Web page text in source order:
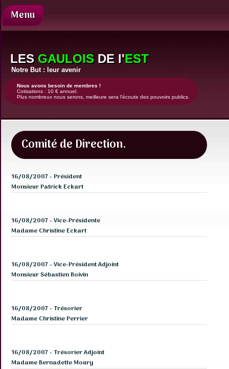
Nos
demandes
Comité
de
direction
Revue
de
presse
Contact
Enfants
Justice
Famille
Coups
de
Témoignages
Partenaires
Menu
LES GAULOISDE l'EST
Notre But : leur avenir
Nous avons besoin de membres !
Cotisations : 10 € annuel.
Plus nombreux nous serons, meilleure sera l'écoute des pouvoirs publics.
Comité de Direction.
16/08/2007 - Président
Monsieur Patrick Eckart
16/08/2007 - Vice-Présidente
Madame Christine Eckart
16/08/2007 - Vice-Président Adjoint
Monsieur Sébastien Boivin
16/08/2007 - Trésorier
Madame Christine Perrier
16/08/2007 - Trésorier Adjoint
Madame Bernadette Moury